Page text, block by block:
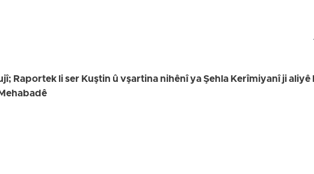
Raportek li ser Kuştin û vşartina nihênî ya Şehla Kerîmiyanî ji